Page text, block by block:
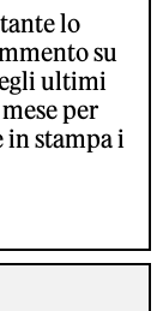
lo
su
ultimi
per
in stampa i